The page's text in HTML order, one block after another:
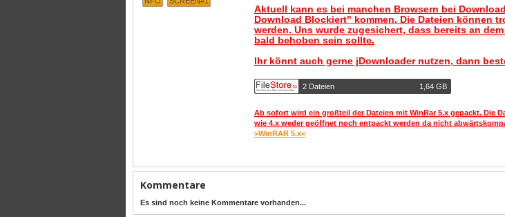
Aktuell kann es bei manchen Browsern bei
Download Blockiert" kommen. Die Dateien können
werden. Uns wurde zugesichert, dass bereits an
bald behoben sein sollte.
Ihr könnt auch gerne jDownloader nutzen, dann
2 Dateien 1,64 GB
Ab sofort wird ein großteil der Dateien mit WinRar 5.x gepackt. Die
wie 4.x weder geöffnet noch entpackt werden da nicht
>WinRAR 5.x<
Kommentare
Es sind noch keine Kommentare vorhanden...